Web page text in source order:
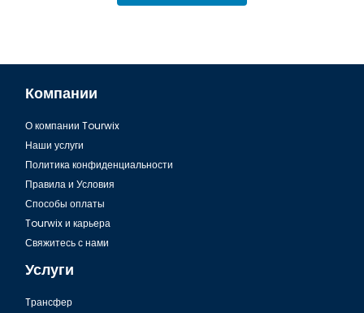
Компании
О компании Tourwix
Наши услуги
Политика конфиденциальности
Правила и Условия
Способы оплаты
Tourwix и карьера
Свяжитесь с нами
Услуги
Tрансфер